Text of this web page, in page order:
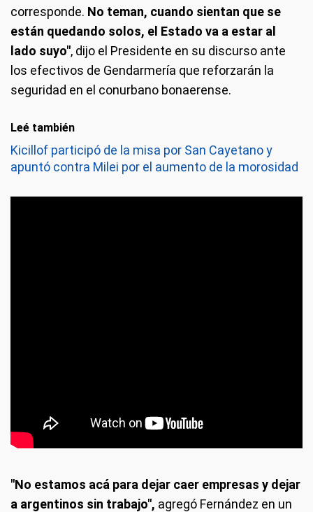
corresponde. No teman, cuando sientan que se
están quedando solos, el Estado va a estar al
lado suyo", dijo el Presidente en su discurso ante
los efectivos de Gendarmería que reforzarán la
seguridad en el conurbano bonaerense.
Leé también
Kicillof participó de la misa por San Cayetano y
apuntó contra Milei por el aumento de la morosidad
"No estamos acá para dejar caer empresas y dejar
a argentinos sin trabajo", agregó Fernández en un